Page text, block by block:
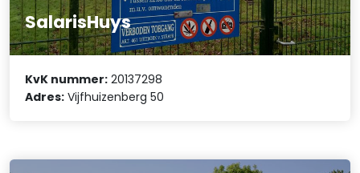
SalarisHuys
KvK nummer: 20137298
Adres: Vijfhuizenberg 50